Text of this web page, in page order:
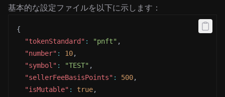
基本的な設定ファイルを以下に示します：
{
"tokenStandard" : "pnft" ,
"number" : 10,
"symbol" : "TEST" ,
"sellerFeeBasisPoints" : 500,
"isMutable" : true,